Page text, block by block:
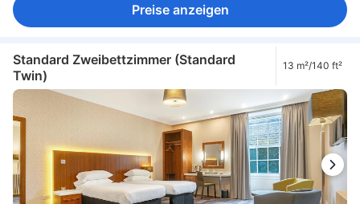
Preise anzeigen
Standard Zweibettzimmer (Standard
Twin)
13 m²/140 ft²